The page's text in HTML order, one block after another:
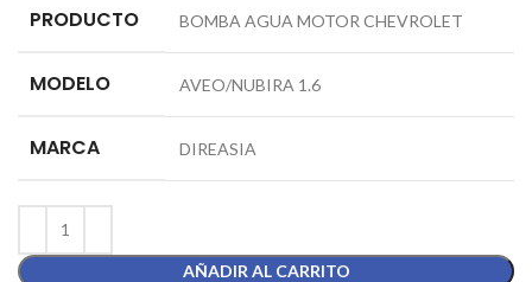
PRODUCTO BOMBA AGUA MOTOR CHEVROLET
MODELO AVEO/NUBIRA 1.6
MARCA DIREASIA
AÑADIR AL CARRITO